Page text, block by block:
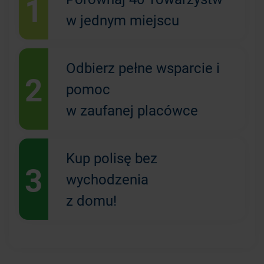
1
w jednym miejscu
2
Odbierz pełne wsparcie i
pomoc
w zaufanej placówce
3
Kup polisę bez
wychodzenia
z domu!